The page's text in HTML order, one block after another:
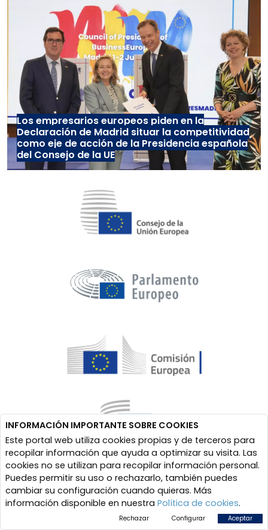
Los empresarios europeos piden en la
Declaración de Madrid situar la competitividad
como eje de acción de la Presidencia española
del Consejo de la UE
INFORMACIÓN IMPORTANTE SOBRE COOKIES
Este portal web utiliza cookies propias y de terceros para
recopilar información que ayuda a optimizar su visita. Las
cookies no se utilizan para recopilar información personal.
Puedes permitir su uso o rechazarlo, también puedes
cambiar su configuración cuando quieras. Más
información disponible en nuestra Política de cookies.
Rechazar Configurar Aceptar